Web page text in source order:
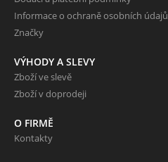
Informace o ochraně osobních údajů
Značky
VÝHODY A SLEVY
Zboží ve slevě
Zboží v doprodeji
O FIRMĚ
Kontakty